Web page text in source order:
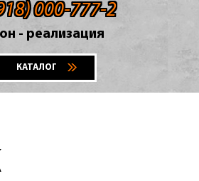
000-777-2
- реализация
КАТАЛОГ